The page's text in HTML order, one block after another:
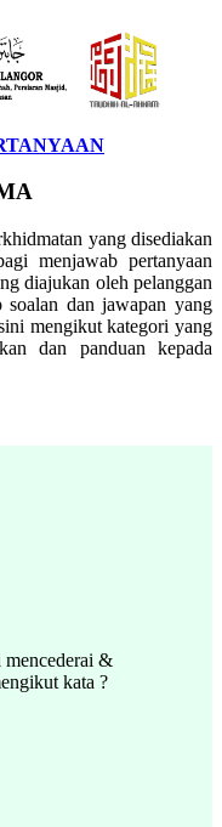
yang disediakan
menjawab pertanyaan
diajukan oleh pelanggan
soalan dan jawapan yang
mengikut kategori yang
dan panduan kepada
mencederai &
kata ?